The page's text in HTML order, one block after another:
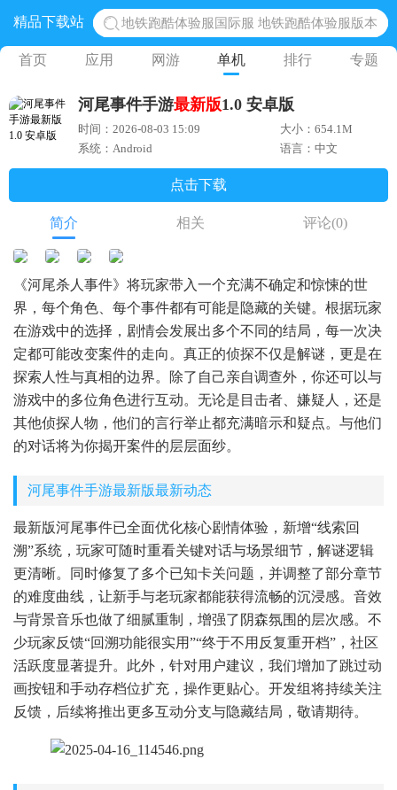
精品下载站
网易光遇手游正版 点亮星空共庆周年
黎明觉醒生机腾讯正版 黎明觉醒生机国际服
首页 应用 网游 单机 排行 专题
河尾事件手游最新版1.0 安卓版
时间：2026-08-03 15:09
大小：654.1M
系统：Android
语言：中文
点击下载
简介 相关 评论(0)
《河尾杀人事件》将玩家带入一个充满不确定和惊悚的世
界，每个角色、每个事件都有可能是隐藏的关键。根据玩家
在游戏中的选择，剧情会发展出多个不同的结局，每一次决
定都可能改变案件的走向。真正的侦探不仅是解谜，更是在
探索人性与真相的边界。除了自己亲自调查外，你还可以与
游戏中的多位角色进行互动。无论是目击者、嫌疑人，还是
其他侦探人物，他们的言行举止都充满暗示和疑点。与他们
的对话将为你揭开案件的层层面纱。
河尾事件手游最新版最新动态
最新版河尾事件已全面优化核心剧情体验，新增“线索回
溯”系统，玩家可随时重看关键对话与场景细节，解谜逻辑
更清晰。同时修复了多个已知卡关问题，并调整了部分章节
的难度曲线，让新手与老玩家都能获得流畅的沉浸感。音效
与背景音乐也做了细腻重制，增强了阴森氛围的层次感。不
少玩家反馈“回溯功能很实用”“终于不用反复重开档”，社区
活跃度显著提升。此外，针对用户建议，我们增加了跳过动
画按钮和手动存档位扩充，操作更贴心。开发组将持续关注
反馈，后续将推出更多互动分支与隐藏结局，敬请期待。